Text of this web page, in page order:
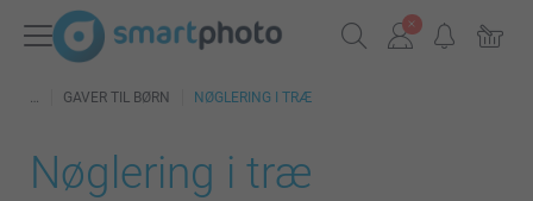
GAVER TIL BØRN NØGLERING I TRÆ
Nøglering i træ